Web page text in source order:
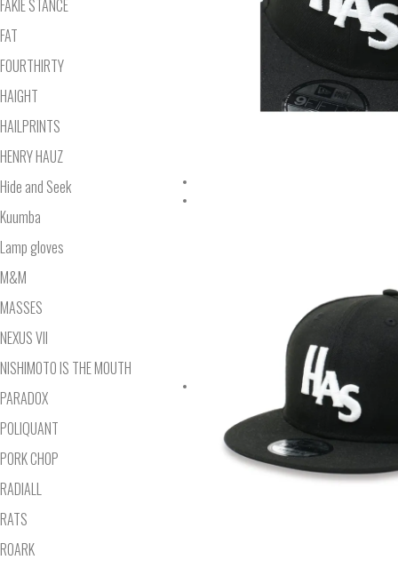
FAKIE STANCE
FAT
FOURTHIRTY
HAIGHT
HAILPRINTS
HENRY HAUZ
Hide and Seek
Kuumba
Lamp gloves
M&M
MASSES
NEXUS VII
NISHIMOTO IS THE MOUTH
PARADOX
POLIQUANT
PORK CHOP
RADIALL
RATS
ROARK